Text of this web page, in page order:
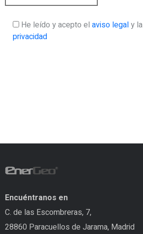
He leído y acepto el aviso legaly la
privacidad
Encuéntranos en
C. de las Escombreras, 7,
28860 Paracuellos de Jarama, Madrid